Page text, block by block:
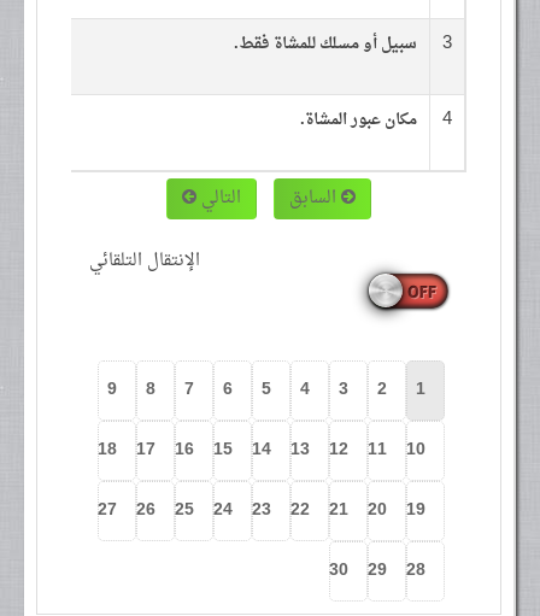
3 سبيل أو مسلك للمشاة فقط.
4 مكان عبور المشاة.
السابق
التالي
الإنتقال التلقائي
1
2
3
4
5
6
7
8
9
10
11
12
13
14
15
16
17
18
19
20
21
22
23
24
25
26
27
28
29
30